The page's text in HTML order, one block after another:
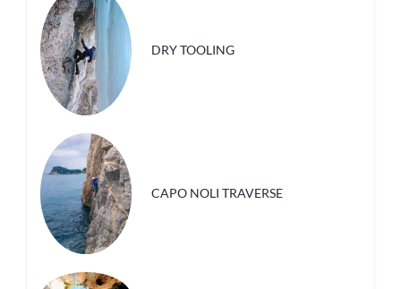
DRY TOOLING
CAPO NOLI TRAVERSE